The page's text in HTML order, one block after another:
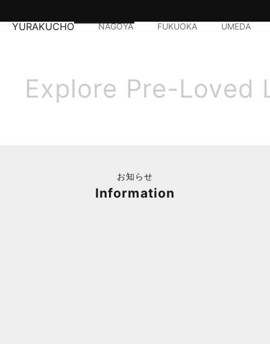
YURAKUCHO NAGOYA FUKUOKA UMEDA
Explore Pre-Loved
お知らせ
Information